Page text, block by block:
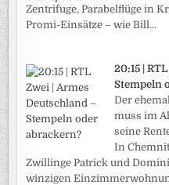
Zentrifuge, Parabelflüge in
Promi-Einsätze – wie Bill...
20:15 |
Stempeln
Der
muss im
seine
In
Zwillinge Patrick und
winzigen